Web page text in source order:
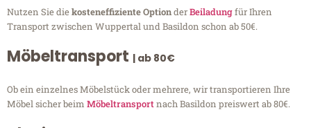
Nutzen Sie diekosteneffiziente OptionderBeiladungfür Ihren
Transport zwischen Wuppertal und Basildon schon ab 50€.
Möbeltransport | ab 80€
Ob ein einzelnes Möbelstück oder mehrere, wir transportieren Ihre
Möbel sicher beim Möbeltransportnach Basildon preiswert ab 80€.